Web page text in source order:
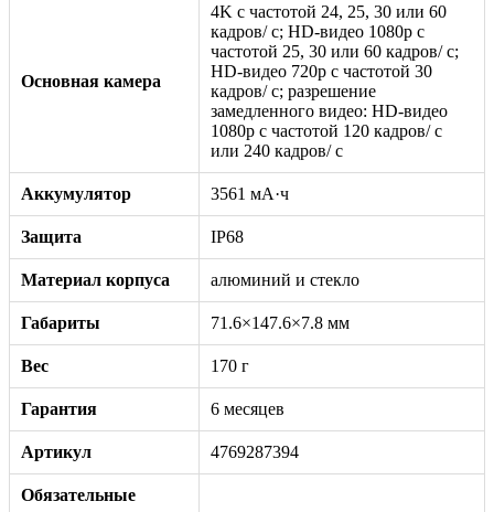
Основная камера
4K с частотой 24, 25, 30 или 60
кадров/ с; HD-видео 1080p с
частотой 25, 30 или 60 кадров/ с;
HD-видео 720p с частотой 30
кадров/ с; разрешение
замедленного видео: HD-видео
1080р c частотой 120 кадров/ с
или 240 кадров/ с
Аккумулятор 3561 мА·ч
Защита IP68
Материал корпуса алюминий и стекло
Габариты 71.6×147.6×7.8 мм
Вес 170 г
Гарантия 6 месяцев
Артикул 4769287394
Обязательные